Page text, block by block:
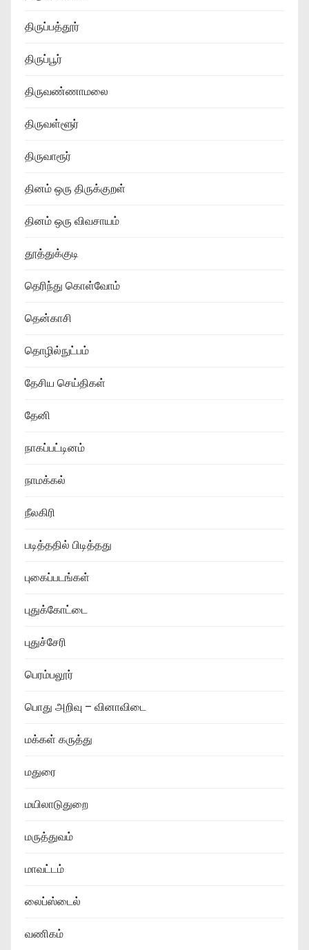
திருப்பத்தூர்
திருப்பூர்
திருவண்ணாமலை
திருவள்ளூர்
திருவாரூர்
தினம் ஒரு திருக்குறள்
தினம் ஒரு விவசாயம்
தூத்துக்குடி
தெரிந்து கொள்வோம்
தென்காசி
தொழில்நுட்பம்
தேசிய செய்திகள்
தேனி
நாகப்பட்டினம்
நாமக்கல்
நீலகிரி
படித்ததில் பிடித்தது
புகைப்படங்கள்
புதுக்கோட்டை
புதுச்சேரி
பெரம்பலூர்
பொது அறிவு – வினாவிடை
மக்கள் கருத்து
மதுரை
மயிலாடுதுறை
மருத்துவம்
மாவட்டம்
லைப்ஸ்டைல்
வணிகம்